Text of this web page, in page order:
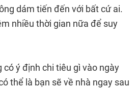
dám tiến đến với bất cứ ai.
nhiều thời gian nữa để suy
có ý định chi tiêu gì vào ngày
thể là bạn sẽ về nhà ngay sau